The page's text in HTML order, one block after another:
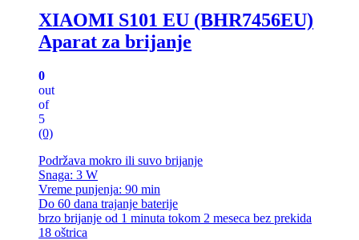
XIAOMI S101 EU (BHR7456EU)
Aparat za brijanje
0
out
of
5
(0)
Podržava mokro ili suvo brijanje
Snaga: 3 W
Vreme punjenja: 90 min
Do 60 dana trajanje baterije
brzo brijanje od 1 minuta tokom 2 meseca bez prekida
18 oštrica